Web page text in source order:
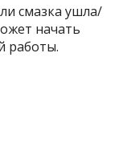
смазка ушла/
начать
работы.